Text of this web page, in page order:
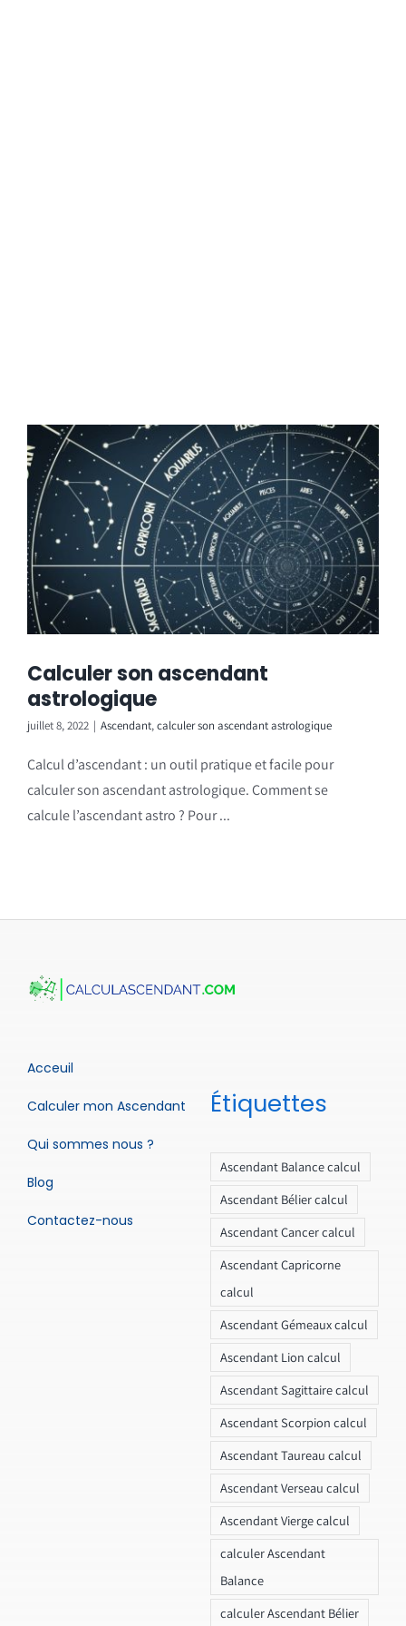
Calculer son ascendant
astrologique
juillet 8, 2022 | Ascendant,calculer son ascendant astrologique
Calcul d’ascendant : un outil pratique et facile pour
calculer son ascendant astrologique. Comment se
calcule l’ascendant astro ? Pour ...
Acceuil
Calculer mon Ascendant
Qui sommes nous ?
Blog
Contactez-nous
Étiquettes
Ascendant Balance calcul
Ascendant Bélier calcul
Ascendant Cancer calcul
Ascendant Capricorne
calcul
Ascendant Gémeaux calcul
Ascendant Lion calcul
Ascendant Sagittaire calcul
Ascendant Scorpion calcul
Ascendant Taureau calcul
Ascendant Verseau calcul
Ascendant Vierge calcul
calculer Ascendant
Balance
calculer Ascendant Bélier